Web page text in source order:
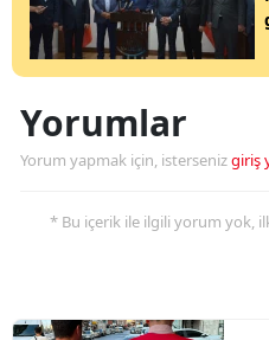
Yorumlar
Yorum yapmak için, istersenizgiriş
* Bu içerik ile ilgili yorum yok,